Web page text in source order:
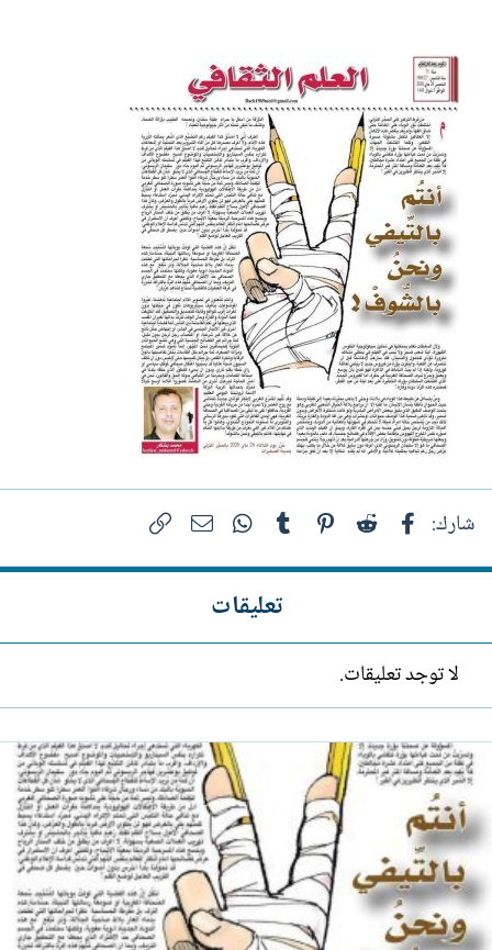
شارك: فيسبوك Reddit
Pinterest
Tumblr
WhatsAppالبريد الإلكتروني
تعليقات
لا توجد تعليقات.